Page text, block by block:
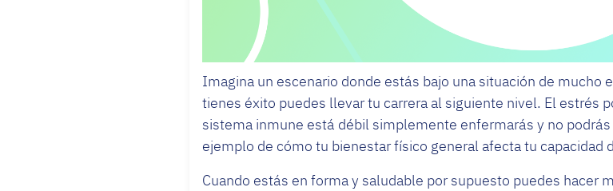
Imagina un escenario donde estás bajo una situación de mucho
tienes éxito puedes llevar tu carrera al siguiente nivel. El estrés
sistema inmune está débil simplemente enfermarás y no
ejemplo de cómo tu bienestar físico general afecta tu capacidad
Cuando estás en forma y saludable por supuesto puedes hacer